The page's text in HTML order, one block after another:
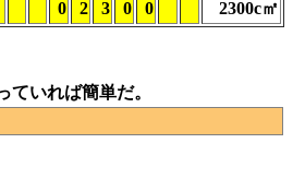
0 2 3 0 0 2300c㎡
ていれば簡単だ。